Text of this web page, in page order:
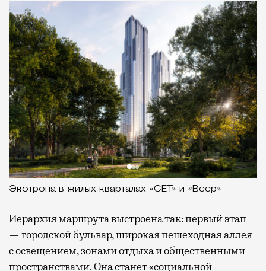
Экотропа в жилых кварталах «СЕТ» и «Веер»
Иерархия маршрута выстроена так: первый этап
— городской бульвар, широкая пешеходная аллея
с освещением, зонами отдыха и общественными
пространствами. Она станет «социальной